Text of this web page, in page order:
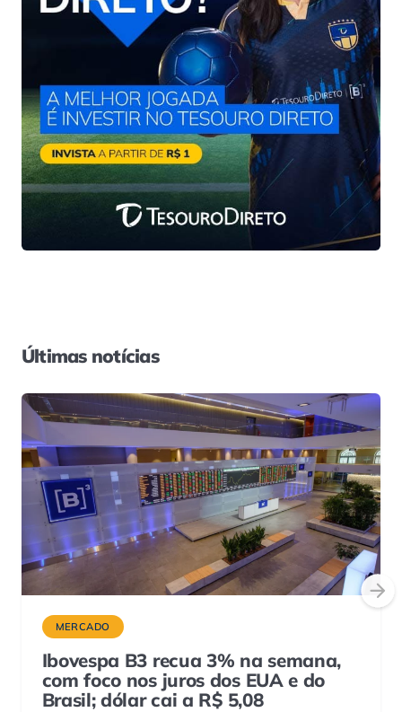
Últimas notícias
MERCADO
Ibovespa B3 recua 3% na semana,
com foco nos juros dos EUA e do
Brasil; dólar cai a R$ 5,08